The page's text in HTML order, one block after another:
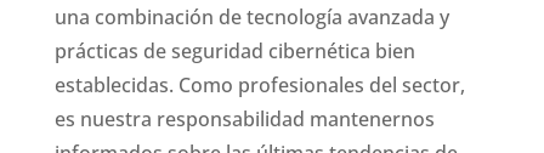
una combinación de tecnología avanzada y
prácticas de seguridad cibernética bien
establecidas. Como profesionales del sector,
es nuestra responsabilidad mantenernos